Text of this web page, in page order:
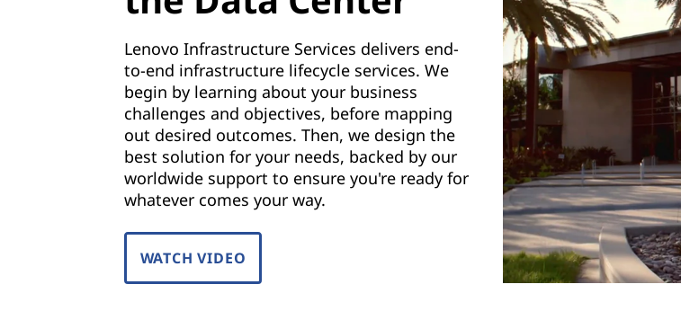
Lenovo Infrastructure Services delivers end-
to-end infrastructure lifecycle services. We
begin by learning about your business
challenges and objectives, before mapping
out desired outcomes. Then, we design the
best solution for your needs, backed by our
worldwide support to ensure you're ready for
whatever comes your way.
WATCH VIDEO